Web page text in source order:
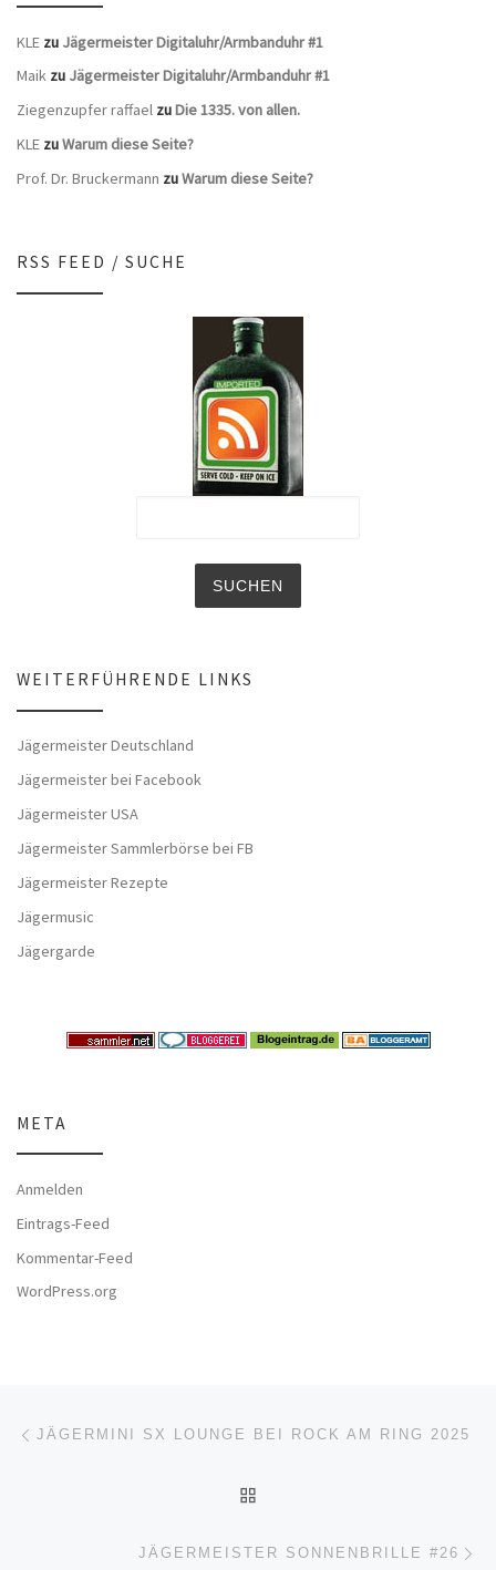
KLE zu Jägermeister Digitaluhr/Armbanduhr #1
Maik zu Jägermeister Digitaluhr/Armbanduhr #1
Ziegenzupfer raffael zuDie 1335. von allen.
KLE zuWarum diese Seite?
Prof. Dr. Bruckermann zuWarum diese Seite?
RSS FEED / SUCHE
WEITERFÜHRENDE LINKS
Jägermeister Deutschland
Jägermeister bei Facebook
Jägermeister USA
Jägermeister Sammlerbörse bei FB
Jägermeister Rezepte
Jägermusic
Jägergarde
META
Anmelden
Eintrags-Feed
Kommentar-Feed
WordPress.org
Beitragsnavigation
JÄGERMINI SX LOUNGE BEI ROCK AM RING 2025
JÄGERMEISTER SONNENBRILLE #26